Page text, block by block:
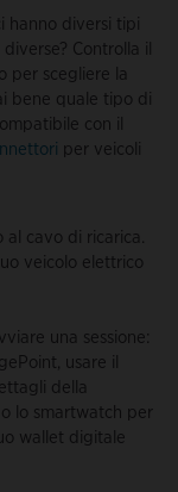
hanno diversi tipi
Controlla il
per scegliere la
bene quale tipo di
con il
per veicoli
cavo di ricarica.
veicolo elettrico
una sessione:
usare il
della
lo smartwatch per
wallet digitale